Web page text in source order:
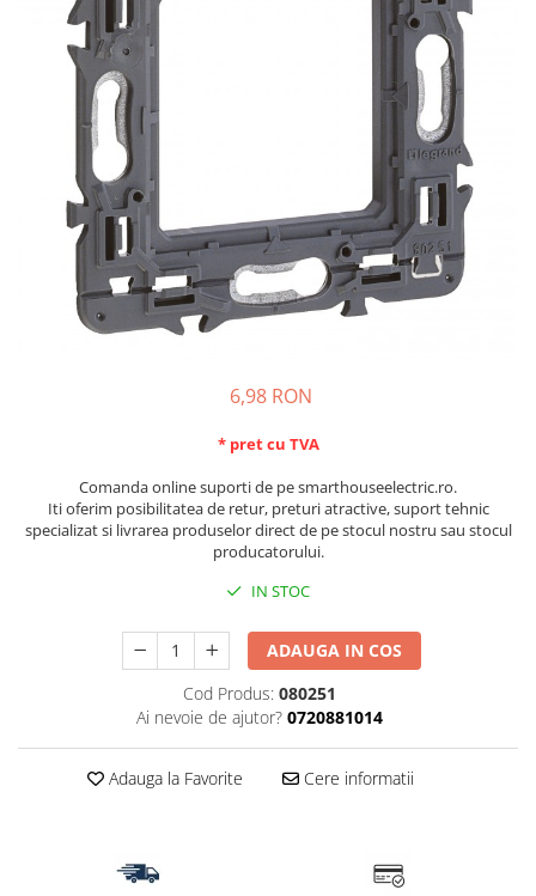
Schneider Easy Styl
Schneider Cedar
Vimar Neve
Vimar Plana
Vimar Arke
Himel Flexo
Automatizari
Bobine de declansare
Separatoare de sarcina
Lampa de semnalizare
Conectica si accesorii
Bareta de alimentare-Pieptene
Cleme si conectori
Repartitoare
Borniera si bara nul
Pini terminali
UPS-uri
Interfonie
Scule meseriasi
6,98 RON
* pret cu TVA
Comanda online suporti de pe smarthouseelectric.ro.
Iti oferim posibilitatea de retur, preturi atractive, suport tehnic
specializat si livrarea produselor direct de pe stocul nostru sau stocul
producatorului.
IN STOC
ADAUGA IN COS
Cod Produs: 080251
Ai nevoie de ajutor? 0720881014
Adauga la Favorite Cere informatii